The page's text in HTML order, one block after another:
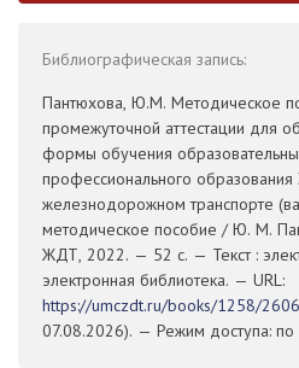
Библиографическая запись:
Пантюхова, Ю.М. Методическое
промежуточной аттестации для
формы обучения
профессионального образования
железнодорожном транспорте
методическое пособие / Ю. М.
ЖДТ, 2022. — 52 с. — Текст :
электронная библиотека. — URL:
https://umczdt.ru/books/1258/
07.08.2026). — Режим доступа: по